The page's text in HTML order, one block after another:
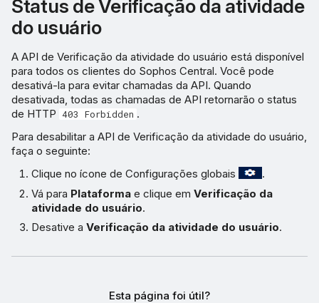
Status de Verificação da atividade
do usuário
A API de Verificação da atividade do usuário está disponível
para todos os clientes do Sophos Central. Você pode
desativá-la para evitar chamadas da API. Quando
desativada, todas as chamadas de API retornarão o status
de HTTP 403 Forbidden .
Para desabilitar a API de Verificação da atividade do usuário,
faça o seguinte:
Clique no ícone de Configurações globais
.
Vá para Plataforma e clique emVerificação da
atividade do usuário.
Desative aVerificação da atividade do usuário.
Esta página foi útil?